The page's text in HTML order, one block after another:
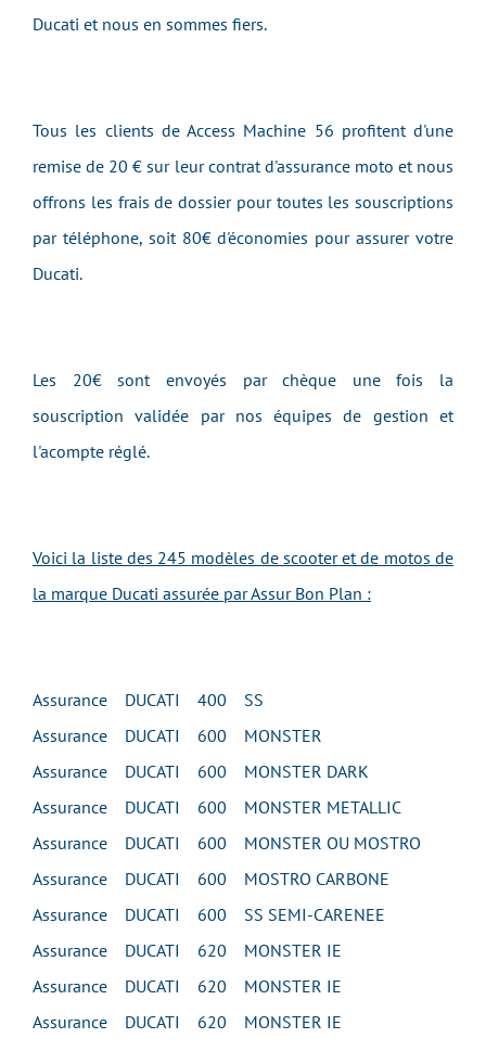
Ducati et nous en sommes fiers.
Tous les clients de Access Machine 56 profitent d'une
remise de 20 € sur leur contrat d'assurance moto et nous
offrons les frais de dossier pour toutes les souscriptions
par téléphone, soit 80€ d'économies pour assurer votre
Ducati.
Les 20€ sont envoyés par chèque une fois la
souscription validée par nos équipes de gestion et
l'acompte réglé.
Voici la liste des 245 modèles de scooter et de motos de
la marque Ducati assurée par Assur Bon Plan :
Assurance DUCATI 400 SS
Assurance DUCATI 600 MONSTER
Assurance DUCATI 600 MONSTER DARK
Assurance DUCATI 600 MONSTER METALLIC
Assurance DUCATI 600 MONSTER OU MOSTRO
Assurance DUCATI 600 MOSTRO CARBONE
Assurance DUCATI 600 SS SEMI-CARENEE
Assurance DUCATI 620 MONSTER IE
Assurance DUCATI 620 MONSTER IE
Assurance DUCATI 620 MONSTER IE